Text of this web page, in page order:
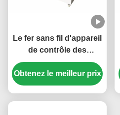
Le fer sans fil d'appareil
de contrôle des
appareils IEC60335-2-3
électriques insèrent et
retirent l'appareil de
Obtenez le meilleur prix